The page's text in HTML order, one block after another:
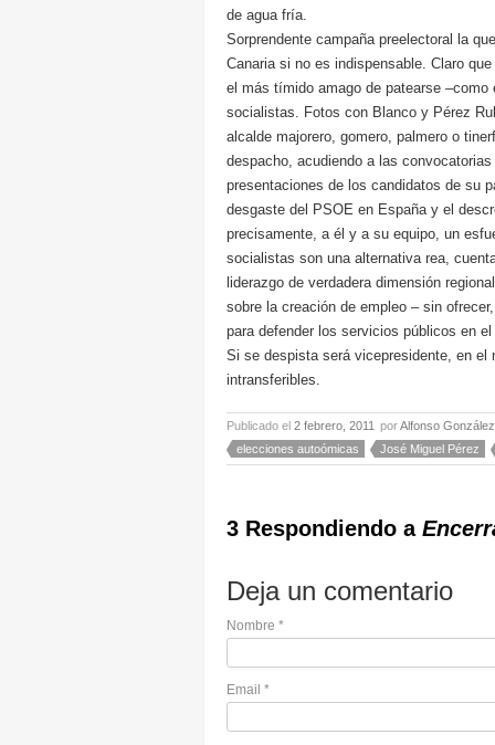
de agua fría.
Sorprendente campaña preelectoral la
Canaria si no es indispensable. Claro
el más tímido amago de patearse
socialistas. Fotos con Blanco y Pérez
alcalde majorero, gomero, palmero o
despacho, acudiendo a las
presentaciones de los candidatos de su
desgaste del PSOE en España y el
precisamente, a él y a su equipo, un
socialistas son una alternativa rea,
liderazgo de verdadera dimensión
sobre la creación de empleo – sin
para defender los servicios públicos en
Si se despista será vicepresidente, en
intransferibles.
Publicado el 2 febrero, 2011 porAlfonso
elecciones autoómicas
José Miguel Pérez
3 Respondiendo a
Deja un comentario
Nombre *
Email *